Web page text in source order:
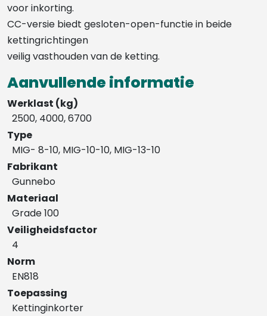
voor inkorting.
CC-versie biedt gesloten-open-functie in beide
kettingrichtingen
veilig vasthouden van de ketting.
Aanvullende informatie
Werklast (kg)
2500, 4000, 6700
Type
MIG- 8-10, MIG-10-10, MIG-13-10
Fabrikant
Gunnebo
Materiaal
Grade 100
Veiligheidsfactor
4
Norm
EN818
Toepassing
Kettinginkorter